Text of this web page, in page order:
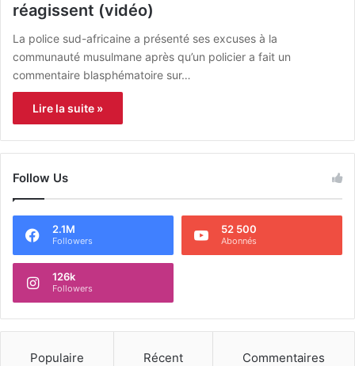
réagissent (vidéo)
La police sud-africaine a présenté ses excuses à la
communauté musulmane après qu’un policier a fait un
commentaire blasphématoire sur…
Lire la suite »
Follow Us
2.1M
Followers
52 500
Abonnés
126k
Followers
Populaire Récent Commentaires